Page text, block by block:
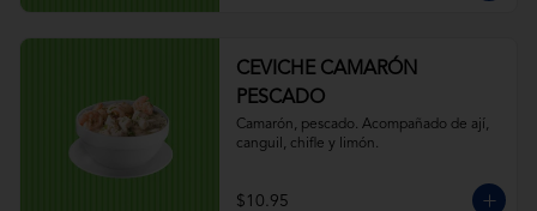
CEVICHE CAMARÓN
PESCADO
Camarón, pescado. Acompañado de ají,
canguil, chifle y limón.
$10.95